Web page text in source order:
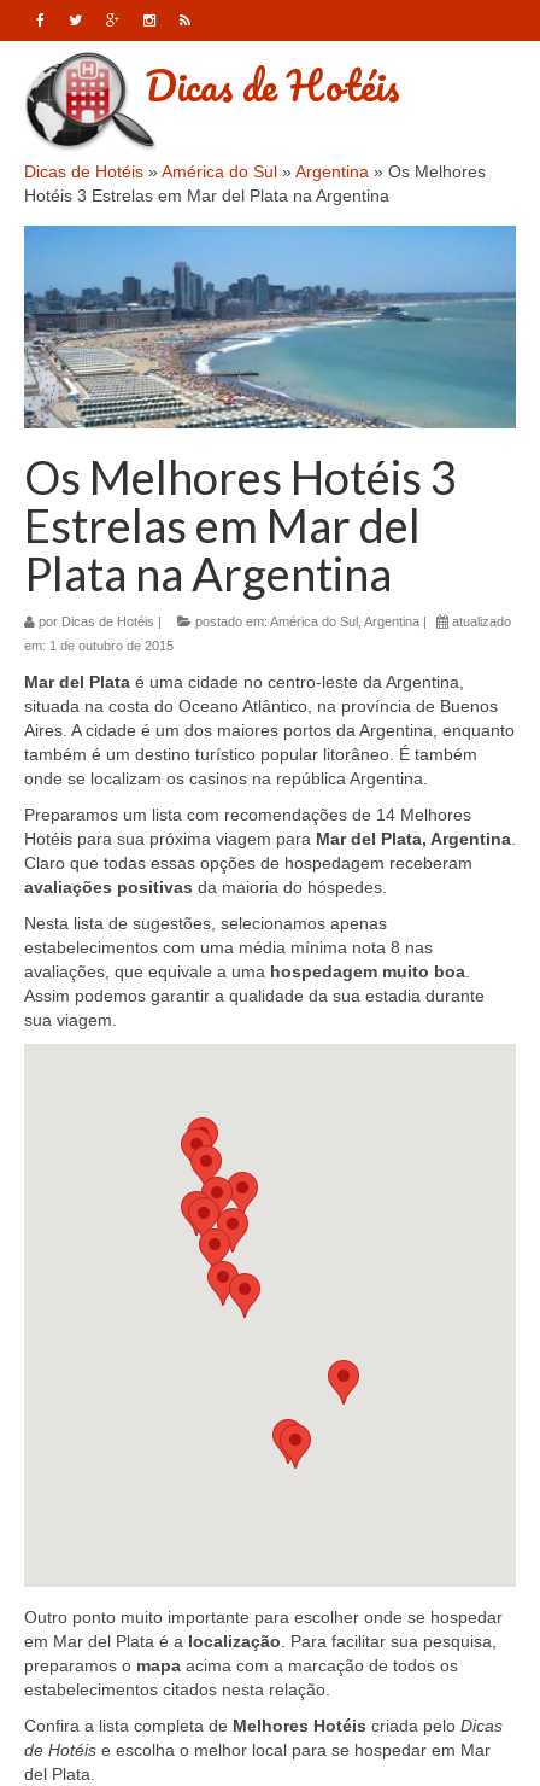
Dicas de Hotéis
Dicas de Hotéis »América do Sul »Argentina » Os Melhores
Hotéis 3 Estrelas em Mar del Plata na Argentina
Os Melhores Hotéis 3
Estrelas em Mar del
Plata na Argentina
por Dicas de Hotéis postado em: América do Sul Argentina
atualizado
em: 1 de outubro de 2015
Mar del Plata é uma cidade no centro-leste da Argentina,
situada na costa do Oceano Atlântico, na província de Buenos
Aires. A cidade é um dos maiores portos da Argentina, enquanto
também é um destino turístico popular litorâneo. É também
onde se localizam os casinos na república Argentina.
Preparamos um lista com recomendações de 14 Melhores
Hotéis para sua próxima viagem para Mar del Plata, Argentina.
Claro que todas essas opções de hospedagem receberam
avaliações positivas da maioria do hóspedes.
Nesta lista de sugestões, selecionamos apenas
estabelecimentos com uma média mínima nota 8 nas
avaliações, que equivale a uma hospedagem muito boa.
Assim podemos garantir a qualidade da sua estadia durante
sua viagem.
Outro ponto muito importante para escolher onde se hospedar
em Mar del Plata é a localização. Para facilitar sua pesquisa,
preparamos o mapa acima com a marcação de todos os
estabelecimentos citados nesta relação.
Confira a lista completa de Melhores Hotéis criada pelo Dicas
de Hotéis e escolha o melhor local para se hospedar em Mar
del Plata.